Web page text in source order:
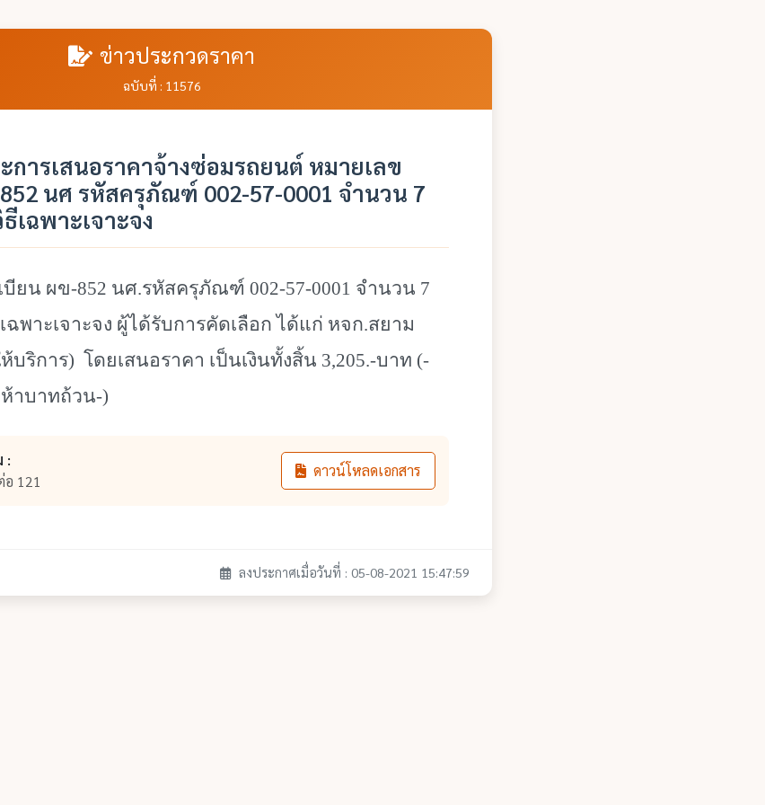
ข่าวประกวดราคา
ฉบับที่ : 11576
ารเสนอราคาจ้างซ่อมรถยนต์ หมายเลข
นศ รหัสครุภัณฑ์ 002-57-0001 จำนวน 7
เฉพาะเจาะจง
บียน ผข-852 นศ.รหัสครุภัณฑ์ 002-57-0001 จำนวน 7
ฉพาะเจาะจง ผู้ได้รับการคัดเลือก ได้แก่ หจก.สยาม
ห้บริการ) โดยเสนอราคา เป็นเงินทั้งสิ้น 3,205.-บาท (-
าบาทถ้วน-)
:
121
ดาวน์โหลดเอกสาร
ลงประกาศเมื่อวันที่ : 05-08-2021 15:47:59